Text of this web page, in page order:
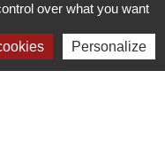
over what you want
Personalize